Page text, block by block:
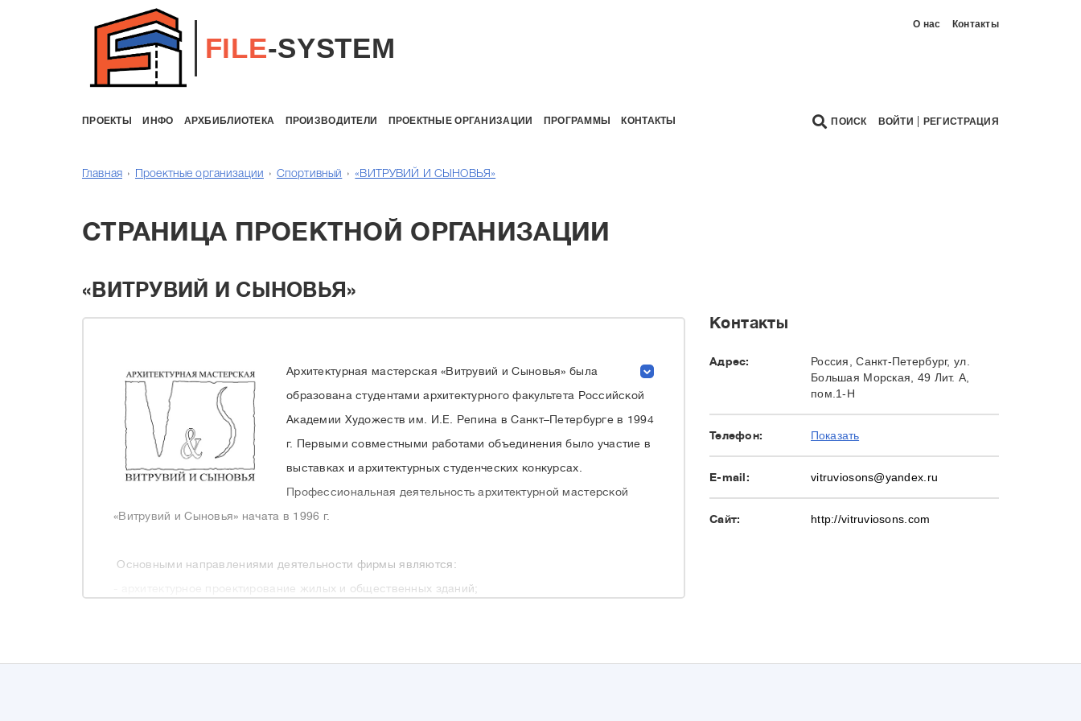
FILE-SYSTEM
О нас Контакты
ПРОЕКТЫ ИНФО АРХБИБЛИОТЕКА ПРОИЗВОДИТЕЛИ ПРОЕКТНЫЕ ОРГАНИЗАЦИИ ПРОГРАММЫ КОНТАКТЫ ПОИСК ВОЙТИ РЕГИСТРАЦИЯ
Главная Проектные организации Спортивный «ВИТРУВИЙ И CЫНОВЬЯ»
СТРАНИЦА ПРОЕКТНОЙ ОРГАНИЗАЦИИ
«ВИТРУВИЙ И CЫНОВЬЯ»
Архитектурная мастерская «Витрувий и Сыновья» была
образована студентами архитектурного факультета Российской
Академии Художеств им. И.Е. Репина в Санкт–Петербурге в 1994
г. Первыми совместными работами объединения было участие в
выставках и архитектурных студенческих конкурсах.
Профессиональная деятельность архитектурной мастерской
«Витрувий и Сыновья» начата в 1996 г.
Основными направлениями деятельности фирмы являются:
- архитектурное проектирование жилых и общественных зданий;
- проектирование интерьеров,
Контакты
Адрес:
Россия, Санкт-Петербург, ул.
Большая Морская, 49 Лит. А,
пом.1-Н
Телефон: Показать
E-mail: vitruviosons@yandex.ru
Сайт: http://vitruviosons.com